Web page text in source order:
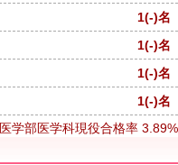
1(-)名
1(-)名
1(-)名
1(-)名
医学部医学科現役合格率 3.89%